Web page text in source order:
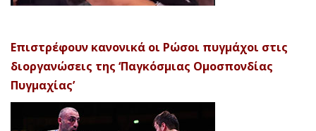
Επιστρέφουν κανονικά οι Ρώσοι πυγμάχοι στις
διοργανώσεις της ‘Παγκόσμιας Ομοσπονδίας
Πυγμαχίας’